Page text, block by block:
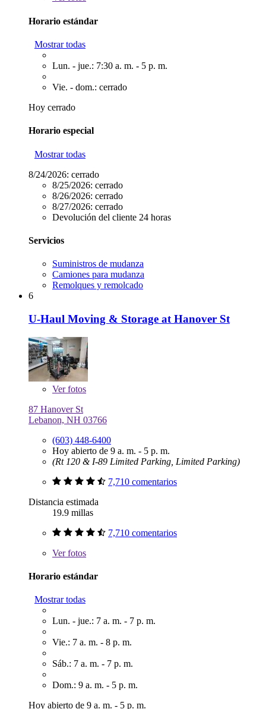
Horario estándar
Mostrar todas
Lun. - jue.: 7:30 a. m. - 5 p. m.
Vie. - dom.: cerrado
Hoy cerrado
Horario especial
Mostrar todas
8/24/2026: cerrado
8/25/2026: cerrado
8/26/2026: cerrado
8/27/2026: cerrado
Devolución del cliente 24 horas
Servicios
Suministros de mudanza
Camiones para mudanza
Remolques y remolcado
6
U-Haul Moving & Storage at Hanover St
Verfotos
87 Hanover St
Lebanon, NH 03766
(603) 448-6400
Hoy abierto de 9 a. m. - 5 p. m.
(Rt 120 & I-89 Limited Parking, Limited Parking)
7,710 comentarios
Distancia estimada
19.9 millas
7,710 comentarios
Verfotos
Horario estándar
Mostrar todas
Lun. - jue.: 7 a. m. - 7 p. m.
Vie.: 7 a. m. - 8 p. m.
Sáb.: 7 a. m. - 7 p. m.
Dom.: 9 a. m. - 5 p. m.
Hoy abierto de 9 a. m. - 5 p. m.